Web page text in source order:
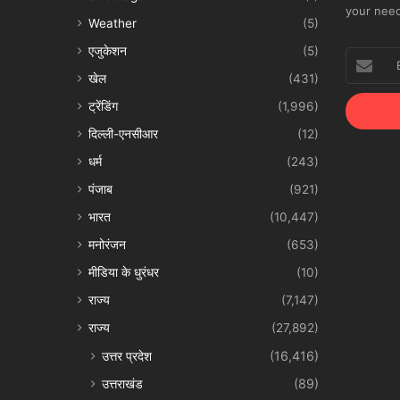
Weather
(5)
एजुकेशन
(5)
खेल
(431)
ट्रेंडिंग
(1,996)
दिल्ली-एनसीआर
(12)
धर्म
(243)
पंजाब
(921)
भारत
(10,447)
मनोरंजन
(653)
मीडिया के धुरंधर
(10)
राज्य
(7,147)
राज्य
(27,892)
उत्तर प्रदेश
(16,416)
उत्तराखंड
(89)
your
your
Email
address